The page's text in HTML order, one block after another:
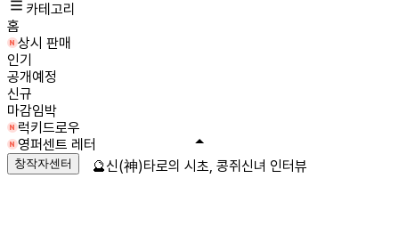
카테고리
홈
상시 판매
인기
공개예정
신규
마감임박
럭키드로우
영퍼센트 레터
창작자센터 🔮신(神)타로의 시초, 콩쥐신녀 인터뷰